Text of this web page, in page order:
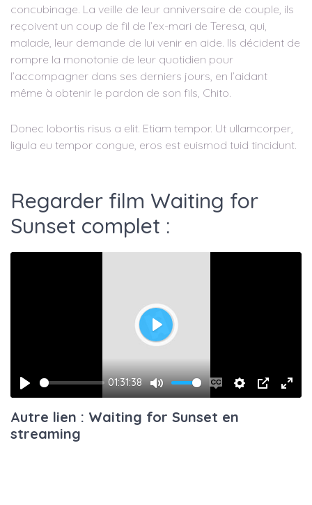
concubinage. La veille de leur anniversaire de couple, ils
reçoivent un coup de fil de l’ex-mari de Teresa, qui,
malade, leur demande de lui venir en aide. Ils décident de
rompre la monotonie de leur quotidien pour
l’accompagner dans ses derniers jours, en l’aidant
même à obtenir le pardon de son fils, Chito.
Donec lobortis risus a elit. Etiam tempor. Ut ullamcorper,
ligula eu tempor congue, eros est euismod tuid tincidunt.
Regarder film Waiting for
Sunset complet :
Play
01:31:38
Mute
Enable
captions
Settings
PIP
Play
Autre lien : Waiting for Sunset en
streaming